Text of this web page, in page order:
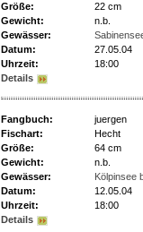
Größe:
22 cm
Gewicht:
n.b.
Gewässer:
Datum:
27.05.04
Uhrzeit:
18:00
Details
Fangbuch:
juergen
Fischart:
Hecht
Größe:
64 cm
Gewicht:
n.b.
Gewässer:
Kölpinsee
Datum:
12.05.04
Uhrzeit:
18:00
Details